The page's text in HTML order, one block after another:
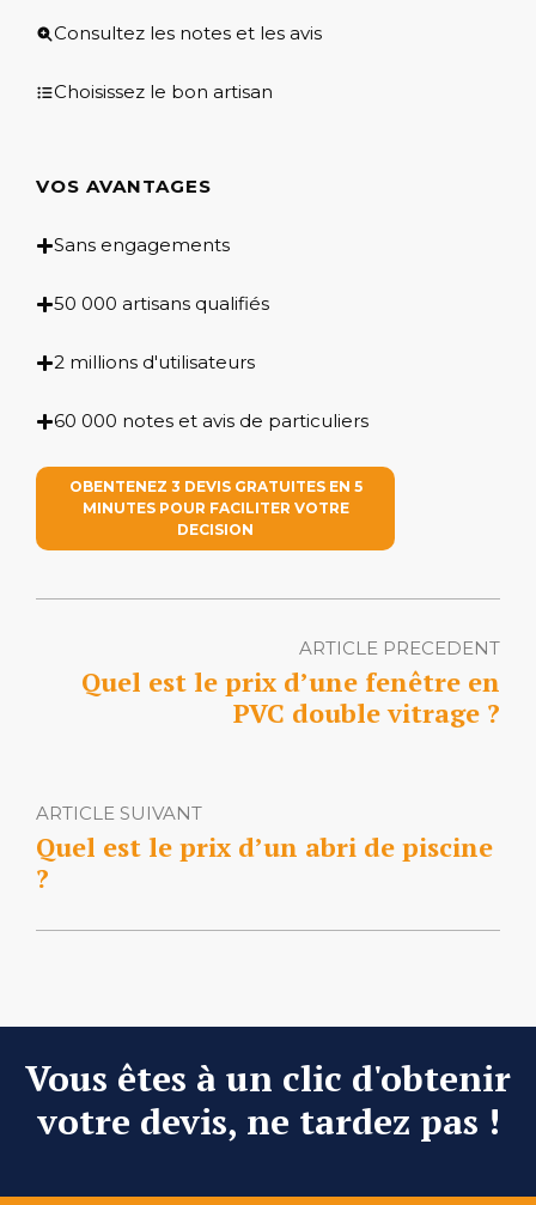
Consultez les notes et les avis
Choisissez le bon artisan
VOS AVANTAGES
Sans engagements
50 000 artisans qualifiés
2 millions d'utilisateurs
60 000 notes et avis de particuliers
OBENTENEZ 3 DEVIS GRATUITES EN 5
MINUTES POUR FACILITER VOTRE
DECISION
ARTICLE PRECEDENT
Quel est le prix d’une fenêtre en
PVC double vitrage ?
ARTICLE SUIVANT
Quel est le prix d’un abri de piscine
?
Vous êtes à un clic d'obtenir
votre devis, ne tardez pas !